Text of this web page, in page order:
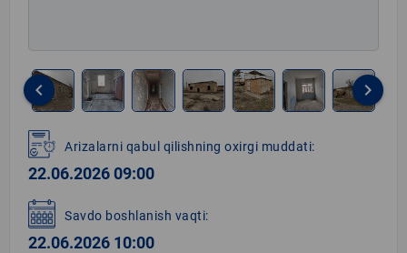
1
of
8
keyboard_arrow_left keyboard_arrow_right
Arizalarni qabul qilishning oxirgi muddati:
22.06.2026 09:00
Savdo boshlanish vaqti:
22.06.2026 10:00